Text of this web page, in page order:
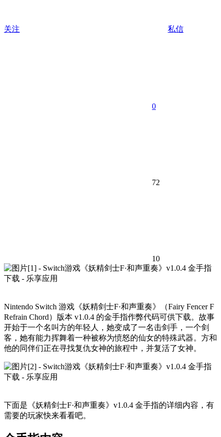
关注 私信
0
72
10
Nintendo Switch 游戏《妖精剑士F·和声重奏》（Fairy Fencer F
Refrain Chord）版本 v1.0.4 的金手指作弊代码可供下载。故事
开始于一个名叫方的年轻人，她变成了一名击剑手，一个剑
客，她有能力挥舞着一种被称为愤怒的仙女的特殊武器。方和
他的同伴们正在寻找复仇女神的旅程中，并复活了女神。
下面是《妖精剑士F·和声重奏》v1.0.4 金手指的详细内容，有
需要的玩家快来看看吧。